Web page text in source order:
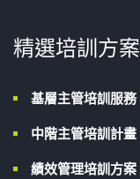
精選培訓方案
基層主管培訓服務
中階主管培訓計畫
績效管理培訓方案